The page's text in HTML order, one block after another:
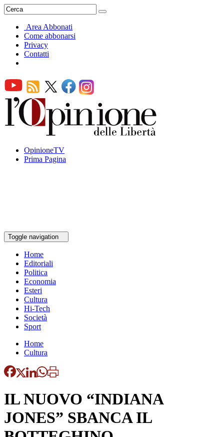
Area Abbonati
Come abbonarsi
Privacy
Contatti
OpinioneTV
Prima Pagina
Toggle navigation
Home
Editoriali
Politica
Economia
Esteri
Cultura
Hi-Tech
Società
Sport
Home
Cultura
IL NUOVO “INDIANA
JONES” SBANCA IL